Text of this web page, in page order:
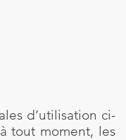
d’utilisation ci-
tout moment, les